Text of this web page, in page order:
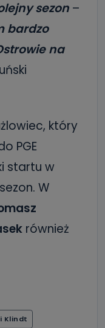
sezon –
bardzo
na
który
PGE
startu w
W
również
Klindt